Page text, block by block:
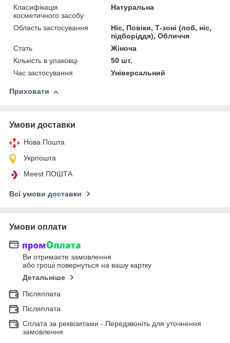
Класифікація
косметичного засобу
Натуральна
Область застосування
Ніс, Повіки, Т-зоні (лоб, ніс,
підборіддя), Обличчя
Стать
Жіноча
Кількість в упаковці
50 шт.
Час застосування
Універсальний
Приховати
Умови доставки
Нова Пошта
Укрпошта
Meest ПОШТА
Всі умови доставки
Умови оплати
Ви отримаєте замовлення
або гроші повернуться на вашу картку
Детальніше
Післяплата
Післяплата
Сплата за реквізитами - Передзвоніть для уточнення
замовлення